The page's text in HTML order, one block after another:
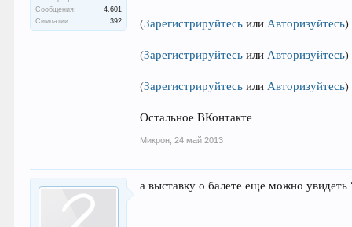
Сообщения:
4.601
Симпатии:
392 (Зарегистрируйтесь илиАвторизуйтесь)
(Зарегистрируйтесь илиАвторизуйтесь)
(Зарегистрируйтесь илиАвторизуйтесь)
Остальное ВКонтакте
Микрон 24 май 2013
а выставку о балете еще можно увидеть